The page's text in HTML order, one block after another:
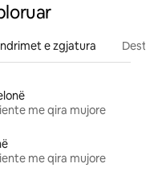
e zgjatura
me qira mujore
me qira mujore